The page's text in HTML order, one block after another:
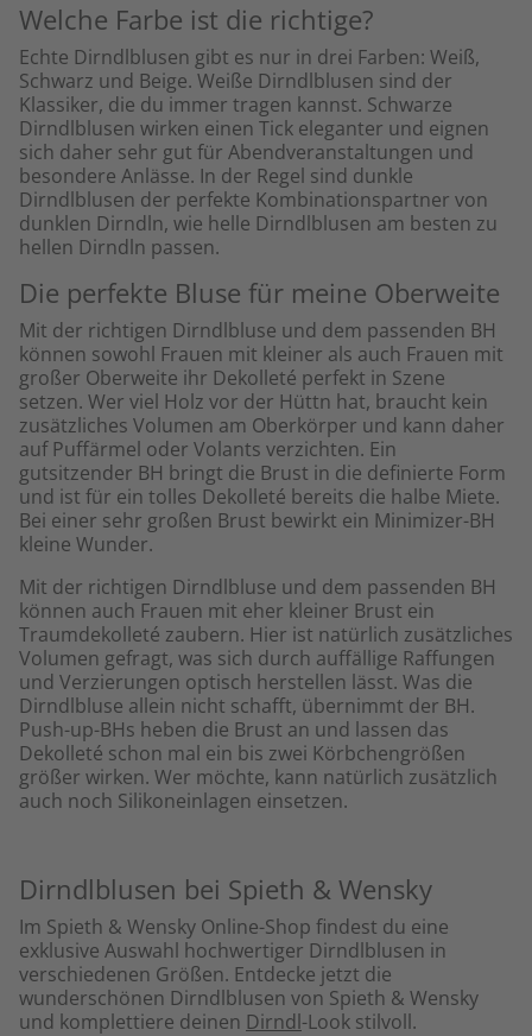
Welche Farbe ist die richtige?
Echte Dirndlblusen gibt es nur in drei Farben: Weiß,
Schwarz und Beige. Weiße Dirndlblusen sind der
Klassiker, die du immer tragen kannst. Schwarze
Dirndlblusen wirken einen Tick eleganter und eignen
sich daher sehr gut für Abendveranstaltungen und
besondere Anlässe. In der Regel sind dunkle
Dirndlblusen der perfekte Kombinationspartner von
dunklen Dirndln, wie helle Dirndlblusen am besten zu
hellen Dirndln passen.
Die perfekte Bluse für meine Oberweite
Mit der richtigen Dirndlbluse und dem passenden BH
können sowohl Frauen mit kleiner als auch Frauen mit
großer Oberweite ihr Dekolleté perfekt in Szene
setzen. Wer viel Holz vor der Hüttn hat, braucht kein
zusätzliches Volumen am Oberkörper und kann daher
auf Puffärmel oder Volants verzichten. Ein
gutsitzender BH bringt die Brust in die definierte Form
und ist für ein tolles Dekolleté bereits die halbe Miete.
Bei einer sehr großen Brust bewirkt ein Minimizer-BH
kleine Wunder.
Mit der richtigen Dirndlbluse und dem passenden BH
können auch Frauen mit eher kleiner Brust ein
Traumdekolleté zaubern. Hier ist natürlich zusätzliches
Volumen gefragt, was sich durch auffällige Raffungen
und Verzierungen optisch herstellen lässt. Was die
Dirndlbluse allein nicht schafft, übernimmt der BH.
Push-up-BHs heben die Brust an und lassen das
Dekolleté schon mal ein bis zwei Körbchengrößen
größer wirken. Wer möchte, kann natürlich zusätzlich
auch noch Silikoneinlagen einsetzen.
Dirndlblusen bei Spieth & Wensky
Im Spieth & Wensky Online-Shop findest du eine
exklusive Auswahl hochwertiger Dirndlblusen in
verschiedenen Größen. Entdecke jetzt die
wunderschönen Dirndlblusen von Spieth & Wensky
und komplettiere deinen Dirndl-Look stilvoll.